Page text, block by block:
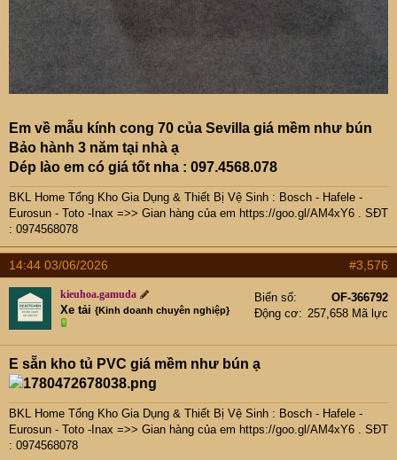
Em về mẫu kính cong 70 của Sevilla giá mềm như bún
Bảo hành 3 năm tại nhà ạ
Dép lào em có giá tốt nha : 097.4568.078
BKL Home Tổng Kho Gia Dụng & Thiết Bị Vệ Sinh : Bosch - Hafele -
Eurosun - Toto -Inax =>> Gian hàng của em https://goo.gl/AM4xY6 . SĐT
: 0974568078
14:44 03/06/2026 #3,576
kieuhoa.gamuda
Xe tải {Kinh doanh chuyên nghiệp}
Biển số
OF-366792
Động cơ
257,658 Mã lực
E sẵn kho tủ PVC giá mềm như bún ạ
BKL Home Tổng Kho Gia Dụng & Thiết Bị Vệ Sinh : Bosch - Hafele -
Eurosun - Toto -Inax =>> Gian hàng của em https://goo.gl/AM4xY6 . SĐT
: 0974568078